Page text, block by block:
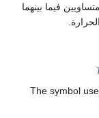
فيما بينهما
The symbol